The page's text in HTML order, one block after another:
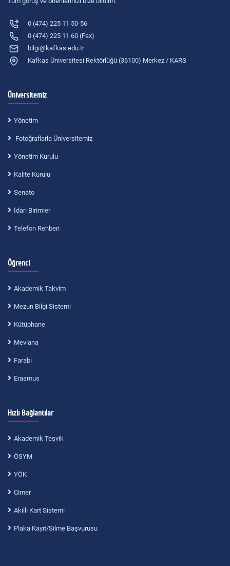
0 (474) 225 11 50-56
0 (474) 225 11 60 (Fax)
bilgi@kafkas.edu.tr
Kafkas Üniversitesi Rektörlüğü (36100) Merkez / KARS
Üniversitemiz
Yönetim
Fotoğraflarla Üniversitemiz
Yönetim Kurulu
Kalite Kurulu
Senato
İdari Birimler
Telefon Rehberi
Öğrenci
Akademik Takvim
Mezun Bilgi Sistemi
Kütüphane
Mevlana
Farabi
Erasmus
Hızlı Bağlantılar
Akademik Teşvik
ÖSYM
YÖK
Cimer
Akıllı Kart Sistemi
Plaka Kayıt/Silme Başvurusu